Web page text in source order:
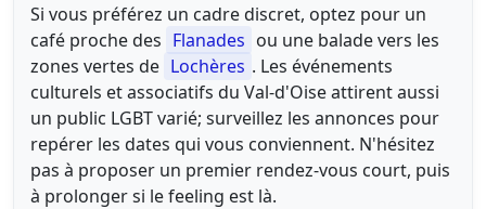
Si vous préférez un cadre discret, optez pour un
café proche des Flanades ou une balade vers les
zones vertes de Lochères . Les événements
culturels et associatifs du Val-d'Oise attirent aussi
un public LGBT varié; surveillez les annonces pour
repérer les dates qui vous conviennent. N'hésitez
pas à proposer un premier rendez-vous court, puis
à prolonger si le feeling est là.